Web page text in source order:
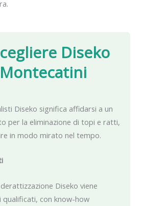
Diseko
Diseko significa affidarsi a un
per la eliminazione di topi e ratti,
in modo mirato nel tempo.
Diseko viene
qualificati, con know-how